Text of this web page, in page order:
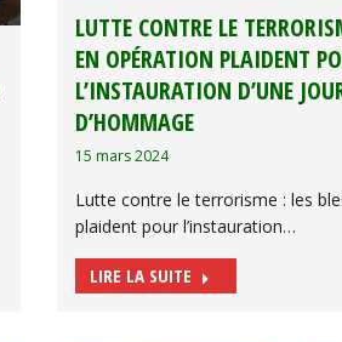
LUTTE CONTRE LE
EN OPÉRATION PLAIDENT
L’INSTAURATION D’UNE
D’HOMMAGE
15 mars 2024
Lutte contre le terrorisme : les
plaident pour l’instauration…
LIRE LA SUITE